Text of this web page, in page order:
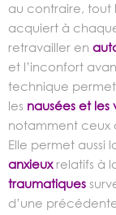
au contraire, tout
acquiert à
retravailler en
et l’inconfort
technique
les nausées et les
notamment ceux
Elle permet aussi
anxieux relatifs à
traumatiques
d’une